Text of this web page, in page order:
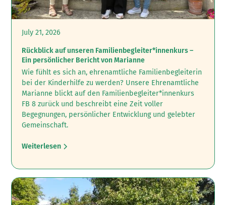
July 21, 2026
Rückblick auf unseren Familienbegleiter*innenkurs –
Ein persönlicher Bericht von Marianne
Wie fühlt es sich an, ehrenamtliche Familienbegleiterin
bei der Kinderhilfe zu werden? ‍Unsere Ehrenamtliche
Marianne blickt auf den Familienbegleiter*innenkurs
FB 8 zurück und beschreibt eine Zeit voller
Begegnungen, persönlicher Entwicklung und gelebter
Gemeinschaft.
Weiterlesen